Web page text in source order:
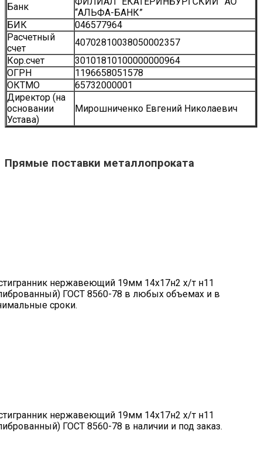
Банк
“АЛЬФА-БАНК”
БИК
046577964
Расчетный
счет
40702810038050002357
Кор.счет
30101810100000000964
ОГРН
1196658051578
ОКТМО
65732000001
Директор (на
основании
Устава)
Мирошниченко Евгений Николаевич
Прямые поставки металлопроката
нержавеющий 19мм 14х17н2 х/т н11
ГОСТ 8560-78 в любых объемах и в
сроки.
нержавеющий 19мм 14х17н2 х/т н11
ГОСТ 8560-78 в наличии и под заказ.